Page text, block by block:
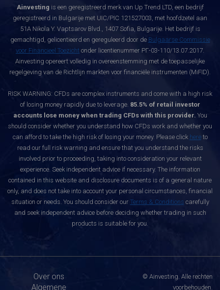
Ainvesting is een geregistreerd merk van Up Trend LTD, een bedrijf
geregistreerd in Bulgarije met UIC/PIC 121527003, met hoofdzetel aan
51A Nikola Y. Vaptsarov Blvd., 1407 Sofia, Bulgarije. Het bedrijf is
gemachtigd, gelicentieerd en gereguleerd door de Bulgaarse Commissie
voor Financieel Toezicht onder licentienummer РГ-03-110/13.07.2017.
Ainvesting opereert volledig in overeenstemming met de toepasselijke
regelgeving van de Richtlijn markten voor financiële instrumenten (MiFID).
RISK WARNING: CFDs are complex instruments and come with a high risk
of losing money rapidly due to leverage. 85.5% of retail investor
accounts lose money when trading CFDs with this provider. You
should consider whether you understand how CFDs work and whether you
can afford to take the high risk of losing your money. Please click hereto
read our full risk warning and ensure that you understand the risks
involved prior to proceeding, taking into consideration your relevant
experience. Seek independent advice if necessary. The information
contained in this website and disclosure documents is of a general nature
only, and does not take into account your personal circumstances, financial
situation or needs. You should consider our Terms & Conditions carefully
and seek independent advice before deciding whether trading in such
products is suitable for you.
Over ons
Algemene
© Ainvesting. Alle rechten
voorbehouden.